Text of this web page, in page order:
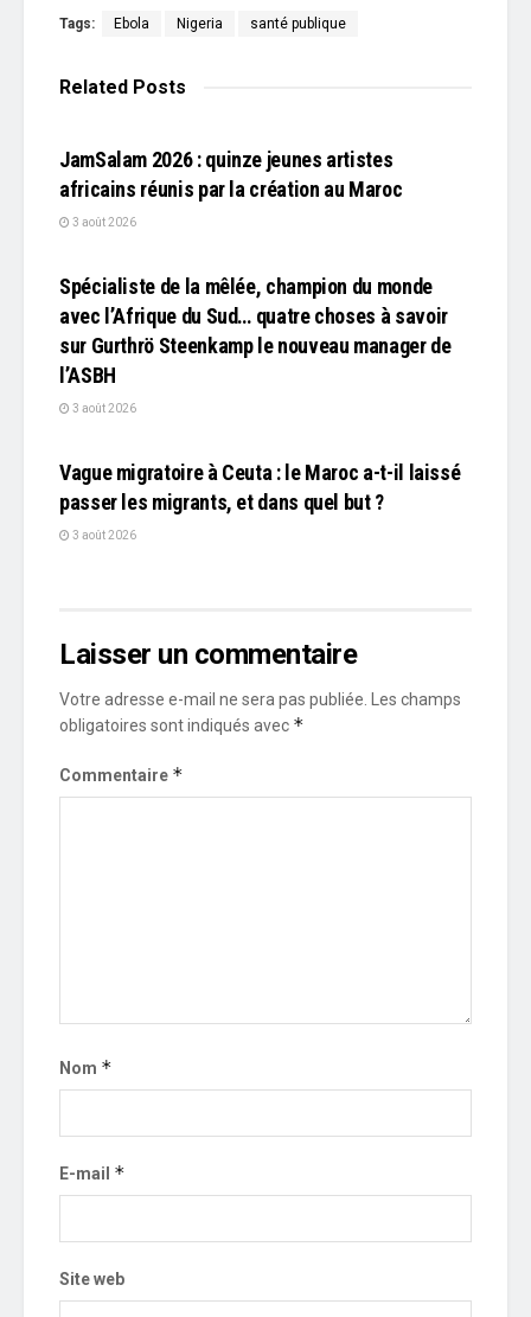
Tags: Ebola Nigeria santé publique
Related Posts
JamSalam 2026 : quinze jeunes artistes
africains réunis par la création au Maroc
3 août 2026
Spécialiste de la mêlée, champion du monde
avec l’Afrique du Sud… quatre choses à savoir
sur Gurthrö Steenkamp le nouveau manager de
l’ASBH
3 août 2026
Vague migratoire à Ceuta : le Maroc a-t-il laissé
passer les migrants, et dans quel but ?
3 août 2026
Laisser un commentaire
Votre adresse e-mail ne sera pas publiée.
Les champs
obligatoires sont indiqués avec *
Commentaire *
Nom *
E-mail *
Site web